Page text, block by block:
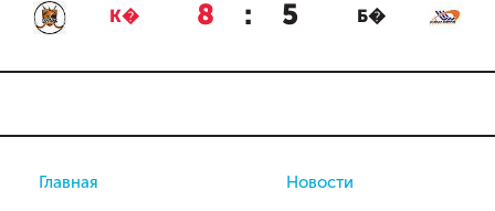
К� 8 : 5 Б�
Главная Новости